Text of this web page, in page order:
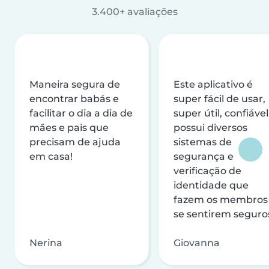
3.400+ avaliações
Maneira segura de
encontrar babás e
facilitar o dia a dia de
mães e pais que
precisam de ajuda
em casa!
Nerina
Este aplicativo é
super fácil de usar,
super útil,
possui diversos
sistemas de
segurança e
verificação de
identidade que
fazem os membros
se sentirem
Giovanna